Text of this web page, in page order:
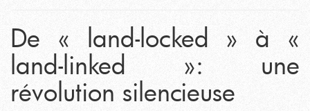
De « land-locked » à «
land-linked »: une
révolution silencieuse